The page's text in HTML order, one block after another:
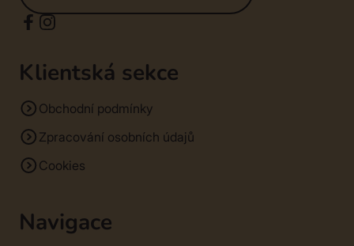
Klientská sekce
Obchodní podmínky
Zpracování osobních údajů
Cookies
Navigace